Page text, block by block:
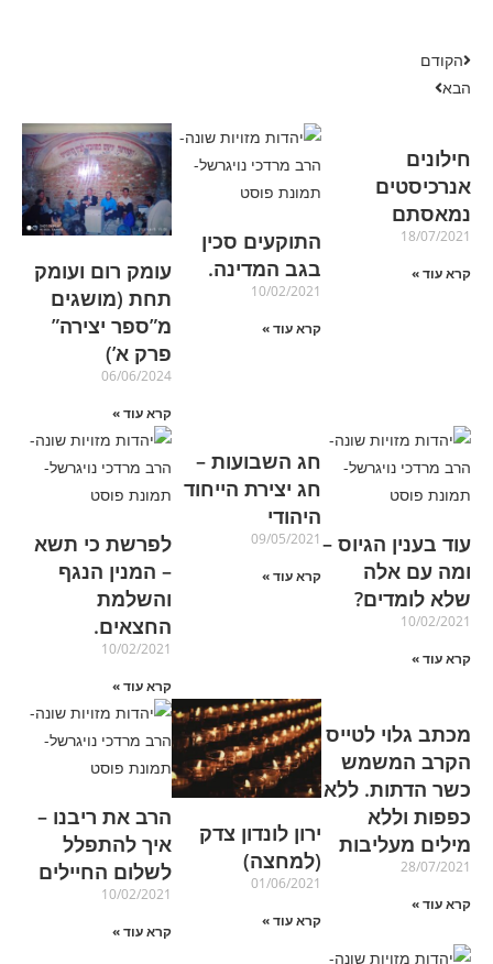
הקודם
הבא
חילונים
אנרכיסטים
נמאסתם
18/07/2021
קרא עוד »
התוקעים סכין
בגב המדינה.
10/02/2021
קרא עוד »
עומק רום ועומק
תחת (מושגים
מ”ספר יצירה”
פרק א’)
06/06/2024
קרא עוד »
עוד בענין הגיוס –
ומה עם אלה
שלא לומדים?
10/02/2021
קרא עוד »
חג השבועות –
חג יצירת הייחוד
היהודי
09/05/2021
קרא עוד »
לפרשת כי תשא
– המנין הנגף
והשלמת
החצאים.
10/02/2021
קרא עוד »
מכתב גלוי לטייס
הקרב המשמש
כשר הדתות. ללא
כפפות וללא
מילים מעליבות
28/07/2021
קרא עוד »
ירון לונדון צדק
(למחצה)
01/06/2021
קרא עוד »
הרב את ריבנו –
איך להתפלל
לשלום החיילים
10/02/2021
קרא עוד »